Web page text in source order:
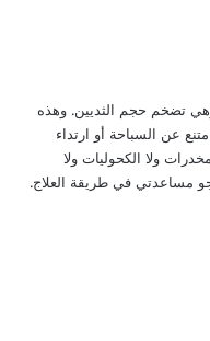
وهي تضخم حجم الثديين. وهذه
عن السباحة أو ارتداء
ولا الكحوليات ولا
مساعدتي في طريقة العلاج.